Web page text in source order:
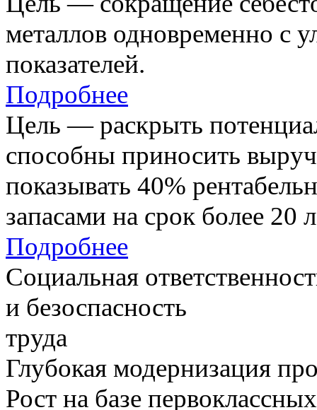
металлов одновременно с
показателей.
Подробнее
Цель — раскрыть
способны приносить
показывать 40%
запасами на срок более 20
Подробнее
Социальная
и безоспасность
труда
Глубокая модернизация
Рост на базе